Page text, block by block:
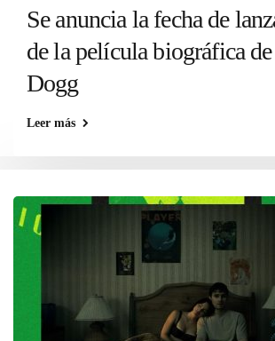
Se anuncia la fecha de
de la película biográfica
Dogg
Leer más